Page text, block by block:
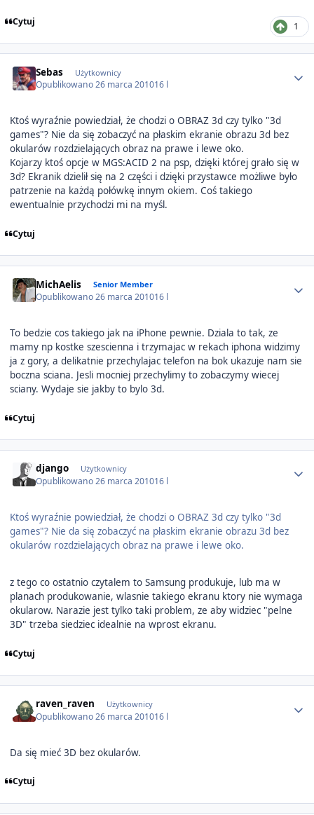
Cytuj 1
Sebas Użytkownicy
Opublikowano26 marca 201016 l
Ktoś wyraźnie powiedział, że chodzi o OBRAZ 3d czy tylko "3d
games"? Nie da się zobaczyć na płaskim ekranie obrazu 3d bez
okularów rozdzielających obraz na prawe i lewe oko.
Kojarzy ktoś opcje w MGS:ACID 2 na psp, dzięki której grało się w
3d? Ekranik dzielił się na 2 części i dzięki przystawce możliwe było
patrzenie na każdą połówkę innym okiem. Coś takiego
ewentualnie przychodzi mi na myśl.
Cytuj
MichAelis Senior Member
Opublikowano26 marca 201016 l
To bedzie cos takiego jak na iPhone pewnie. Dziala to tak, ze
mamy np kostke szescienna i trzymajac w rekach iphona widzimy
ja z gory, a delikatnie przechylajac telefon na bok ukazuje nam sie
boczna sciana. Jesli mocniej przechylimy to zobaczymy wiecej
sciany. Wydaje sie jakby to bylo 3d.
Cytuj
django Użytkownicy
Opublikowano26 marca 201016 l
Ktoś wyraźnie powiedział, że chodzi o OBRAZ 3d czy tylko "3d
games"? Nie da się zobaczyć na płaskim ekranie obrazu 3d bez
okularów rozdzielających obraz na prawe i lewe oko.
z tego co ostatnio czytalem to Samsung produkuje, lub ma w
planach produkowanie, wlasnie takiego ekranu ktory nie wymaga
okularow. Narazie jest tylko taki problem, ze aby widziec "pelne
3D" trzeba siedziec idealnie na wprost ekranu.
Cytuj
raven_raven Użytkownicy
Opublikowano26 marca 201016 l
Da się mieć 3D bez okularów.
Cytuj